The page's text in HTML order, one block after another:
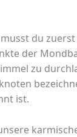
du
der
zu
ist.